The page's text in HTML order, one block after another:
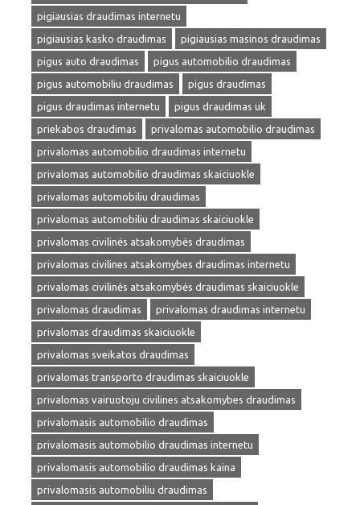
pigiausias draudimas internetu
pigiausias kasko draudimas
pigiausias masinos draudimas
pigus auto draudimas
pigus automobilio draudimas
pigus automobiliu draudimas
pigus draudimas
pigus draudimas internetu
pigus draudimas uk
priekabos draudimas
privalomas automobilio draudimas
privalomas automobilio draudimas internetu
privalomas automobilio draudimas skaiciuokle
privalomas automobiliu draudimas
privalomas automobiliu draudimas skaiciuokle
privalomas civilinės atsakomybės draudimas
privalomas civilines atsakomybes draudimas internetu
privalomas civilinės atsakomybės draudimas skaiciuokle
privalomas draudimas
privalomas draudimas internetu
privalomas draudimas skaiciuokle
privalomas sveikatos draudimas
privalomas transporto draudimas skaiciuokle
privalomas vairuotoju civilines atsakomybes draudimas
privalomasis automobilio draudimas
privalomasis automobilio draudimas internetu
privalomasis automobilio draudimas kaina
privalomasis automobiliu draudimas